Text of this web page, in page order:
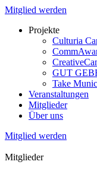
Mitglied werden
Projekte
Culturia
GUT
Take
Veranstaltungen
Mitglieder
Über uns
Mitglied werden
Mitglieder